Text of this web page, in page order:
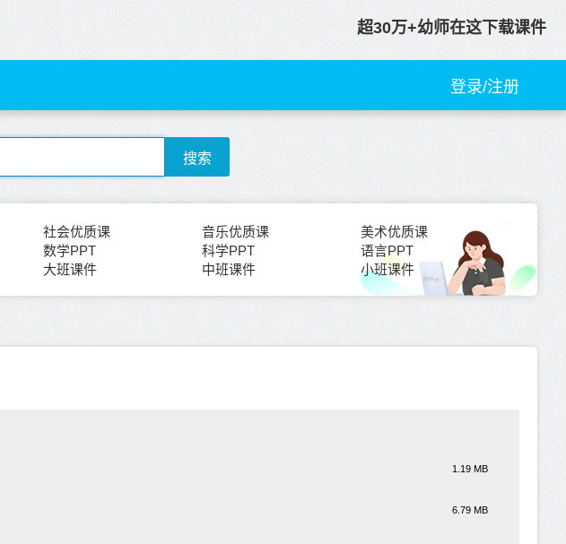
超30万+幼师在这下载课件
登录/注册
搜索
社会优质课 音乐优质课
美术优质课
数学PPT 科学PPT
语言PPT
大班课件 中班课件 小班课件
1.19 MB
6.79 MB